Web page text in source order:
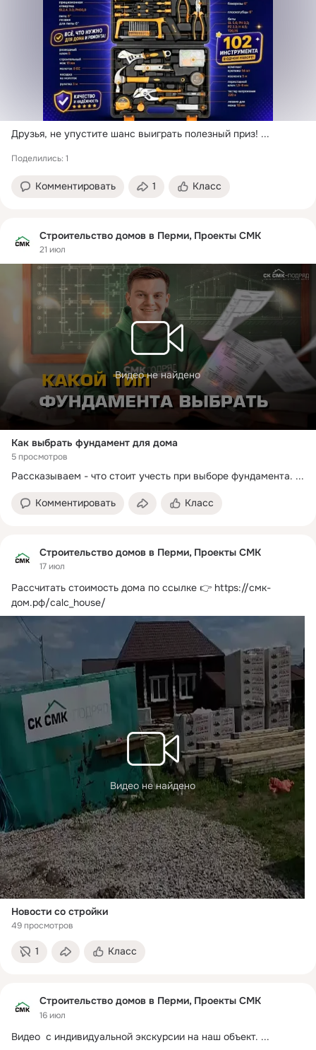
Друзья, не упустите шанс выиграть полезный приз! ...
Поделились: 1
Комментировать 1 Класс
Строительство домов в Перми, Проекты СМК
21 июл
Видео не найдено
Как выбрать фундамент для дома
5 просмотров
Рассказываем - что стоит учесть при выборе фундамента. ...
Комментировать Класс
Строительство домов в Перми, Проекты СМК
17 июл
Рассчитать стоимость дома по ссылке 👉 https://смк-
дом.рф/calc_house/
Видео не найдено
Новости со стройки
49 просмотров
1 Класс
Строительство домов в Перми, Проекты СМК
16 июл
Видео  с индивидуальной экскурсии на наш объект. ...